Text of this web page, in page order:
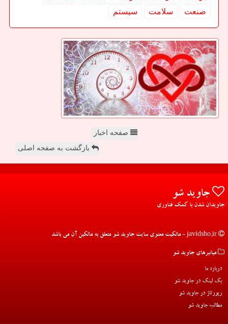
صنعت
سلامت سیستم
صفحه اخبار
بازگشت به صفحه اصلی
جاوید شو
جاویدان شدن با کمک فناوری
میانبرهای جاوید شو
درباره ما
بک لینک در جاوید شو
رپورتاژ در جاوید شو
مطالب جاوید شو